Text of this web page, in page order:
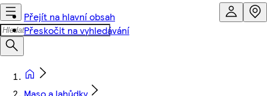
Přejít na hlavní obsah
Přeskočit na vyhledávání